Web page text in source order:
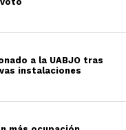
a la UABJO tras
instalaciones